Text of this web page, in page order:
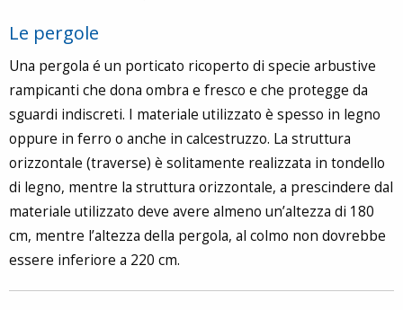
Le pergole
Una pergola é un porticato ricoperto di specie arbustive
rampicanti che dona ombra e fresco e che protegge da
sguardi indiscreti. I materiale utilizzato è spesso in legno
oppure in ferro o anche in calcestruzzo. La struttura
orizzontale (traverse) è solitamente realizzata in tondello
di legno, mentre la struttura orizzontale, a prescindere dal
materiale utilizzato deve avere almeno un’altezza di 180
cm, mentre l’altezza della pergola, al colmo non dovrebbe
essere inferiore a 220 cm.